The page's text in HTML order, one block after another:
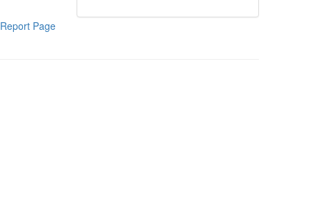
Report Page